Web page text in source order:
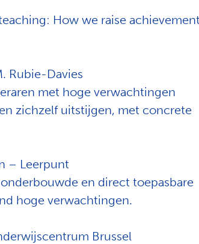
How we raise achievement
Rubie-Davies
met hoge verwachtingen
zichzelf uitstijgen, met concrete
– Leerpunt
en direct toepasbare
hoge verwachtingen.
Brussel